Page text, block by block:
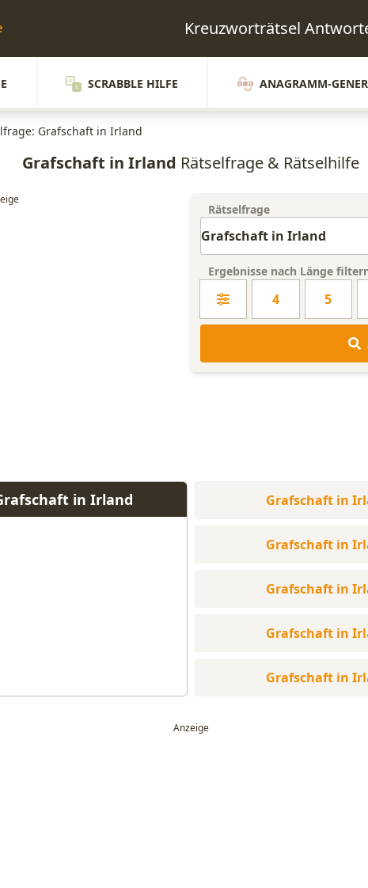
Kreuzworträtsel
SCRABBLE HILFE ANAGRAMM-
Grafschaft in Irland
Grafschaft in Irland Rätselfrage & Rätselhilfe
Rätselfrage
Ergebnisse nach Länge
4 5
in Irland Grafschaft in
Grafschaft in
Grafschaft in
Grafschaft in
Grafschaft in